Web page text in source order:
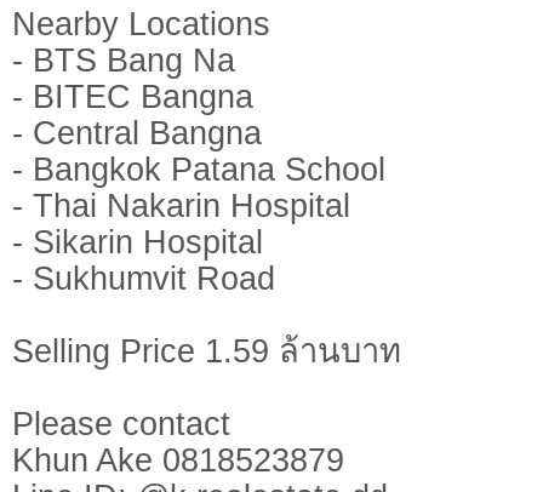
Nearby Locations
- BTS Bang Na
- BITEC Bangna
- Central Bangna
- Bangkok Patana School
- Thai Nakarin Hospital
- Sikarin Hospital
- Sukhumvit Road
Selling Price 1.59 ล้านบาท
Please contact
Khun Ake 0818523879